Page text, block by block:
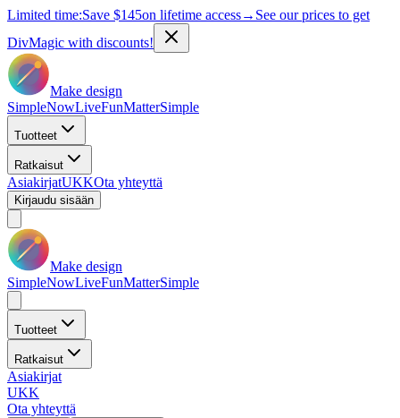
Limited time:Save $145on lifetime access→ See our prices to get
DivMagic with discounts!
Make design
SimpleNowLiveFunMatterSimple
Tuotteet
Ratkaisut
AsiakirjatUKKOta yhteyttä
Kirjaudu sisään
Make design
SimpleNowLiveFunMatterSimple
Tuotteet
Ratkaisut
Asiakirjat
UKK
Ota yhteyttä